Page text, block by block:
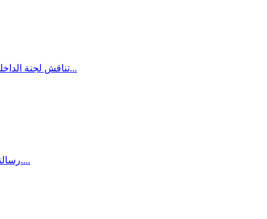
تناقش لجنة الداخلية البرلمانية يوم الاثنين الموافق 30.1.2017 اقتراح تعديل قانون التخطيط والبناء والذي يهدف الى تسريع عملية الهدم في المجتمع العربي ورفع...
• رسالتنا للحكومة الاسرائيلية وللشرطة الإسرائيلية: نحن لا نسمح بالاستفراد بشعبنا، لا بأمّ الحيران ولا بقلنسوة ولا بالمغار. • هدم المنازل ليس الحلّ....